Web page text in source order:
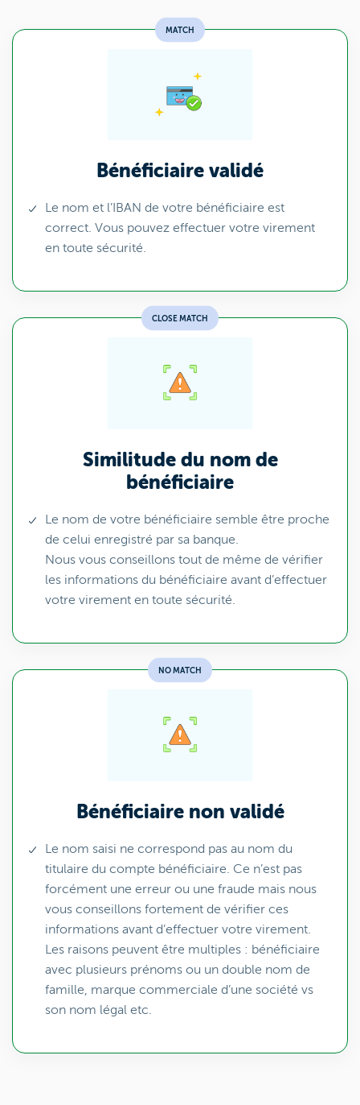
MATCH
Bénéficiaire validé
Le nom et l’IBAN de votre bénéficiaire est
correct. Vous pouvez effectuer votre virement
en toute sécurité.
CLOSE MATCH
Similitude du nom de
bénéficiaire
Le nom de votre bénéficiaire semble être proche
de celui enregistré par sa banque.
Nous vous conseillons tout de même de vérifier
les informations du bénéficiaire avant d’effectuer
votre virement en toute sécurité.
NO MATCH
Bénéficiaire non validé
Le nom saisi ne correspond pas au nom du
titulaire du compte bénéficiaire. Ce n’est pas
forcément une erreur ou une fraude mais nous
vous conseillons fortement de vérifier ces
informations avant d’effectuer votre virement.
Les raisons peuvent être multiples : bénéficiaire
avec plusieurs prénoms ou un double nom de
famille, marque commerciale d’une société vs
son nom légal etc.